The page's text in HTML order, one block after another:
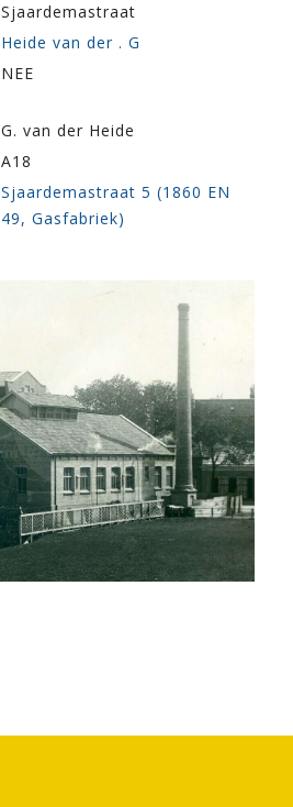
Sjaardemastraat
Heide van der . G
NEE
G. van der Heide
A18
Sjaardemastraat 5 (1860 EN
49, Gasfabriek)